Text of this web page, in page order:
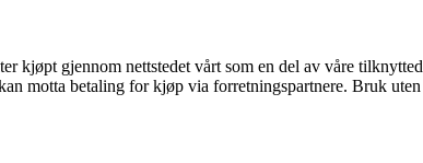
kjøpt gjennom nettstedet vårt som en del av våre
motta betaling for kjøp via forretningspartnere. Bruk